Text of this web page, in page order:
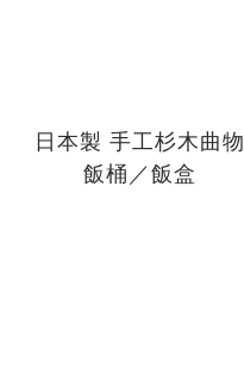
日本製 手工杉木曲物
飯桶／飯盒